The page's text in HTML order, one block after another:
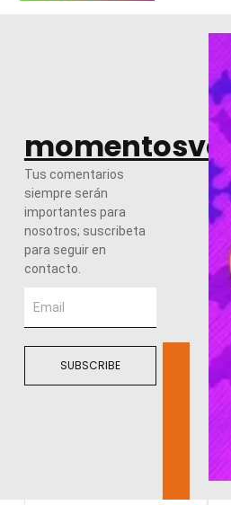
Tus comentarios
siempre serán
importantes para
nosotros; suscribeta
para seguir en
contacto.
SUBSCRIBE